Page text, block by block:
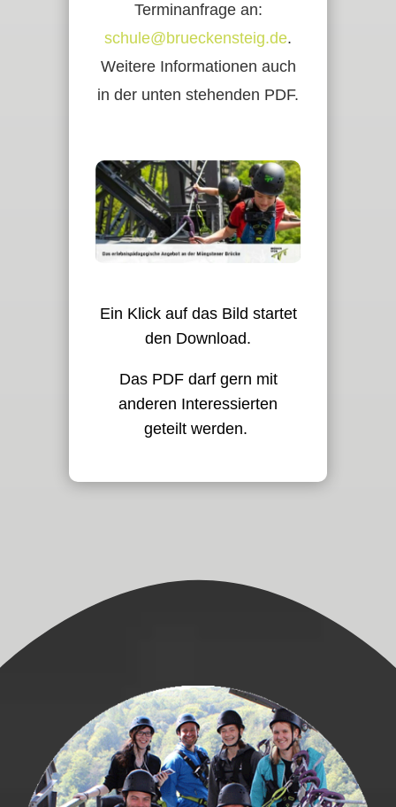
Terminanfrage an:
schule@brueckensteig.de.
Weitere Informationen auch
in der unten stehenden PDF.
Ein Klick auf das Bild startet
den Download.
Das PDF darf gern mit
anderen Interessierten
geteilt werden.